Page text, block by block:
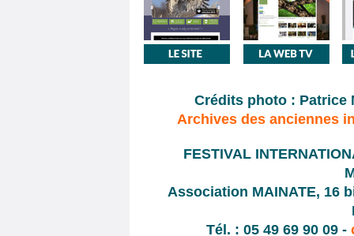
Crédits photo : Patrice
Archives des anciennes
FESTIVAL
Association MAINATE, 16
Tél. : 05 49 69 90 09 -